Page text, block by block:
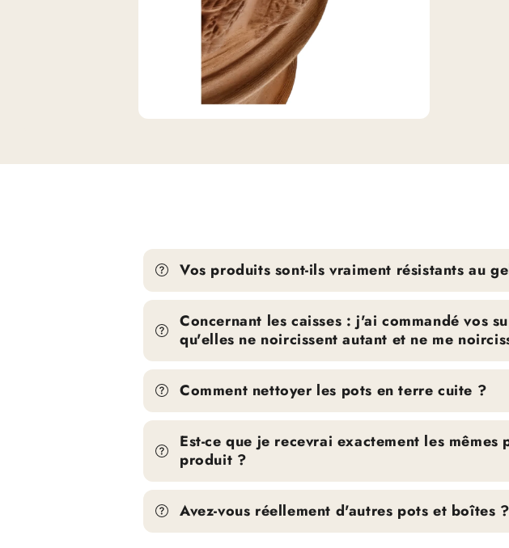
Vos produits sont-ils vraiment résistants au
Concernant les caisses : j'ai commandé vos
qu'elles ne noircissent autant et ne me
Comment nettoyer les pots en terre cuite ?
Est-ce que je recevrai exactement les
produit ?
Avez-vous réellement d'autres pots et boîtes ?